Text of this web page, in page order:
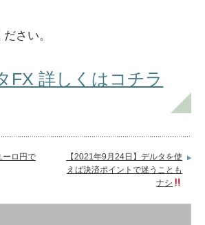
さい。
FX 詳しくはコチラ
ーロ円で
【2021年9月24日】デルタを使
えば決済ポイントで迷うことも
ナシ